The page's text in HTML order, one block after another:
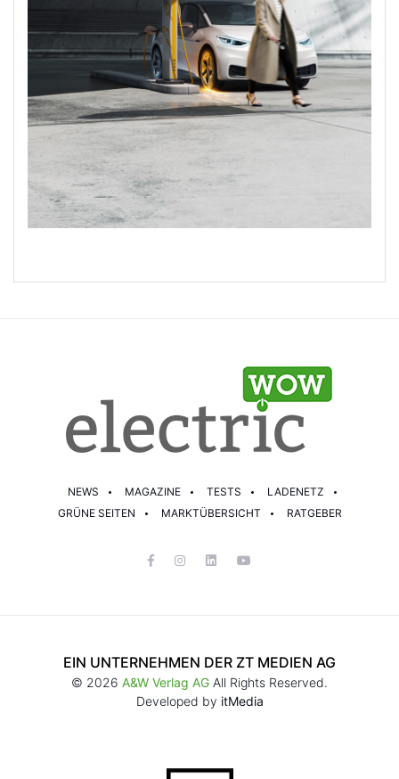
NEWS MAGAZINE TESTS
LADENETZ
GRÜNE SEITEN
MARKTÜBERSICHT RATGEBER
EIN UNTERNEHMEN DER ZT MEDIEN AG
© 2026 A&W Verlag AG All Rights Reserved.
Developed by itMedia